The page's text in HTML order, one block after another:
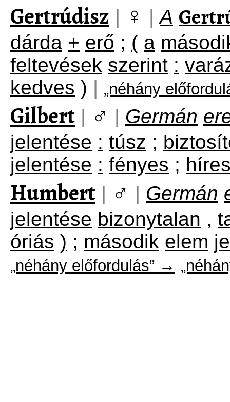
Gertrúdisz | ♀ | A
dárda + erő ; ( a
feltevések szerint :
kedves ) | „néhány
Gilbert | ♂ | Germán
jelentése : túsz ;
jelentése : fényes ;
Humbert | ♂ | Germán
jelentése bizonytalan ,
óriás ) ; második elem
„néhány előfordulás” →